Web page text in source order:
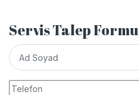
Servis Talep Formu